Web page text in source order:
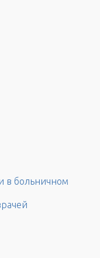
в больничном